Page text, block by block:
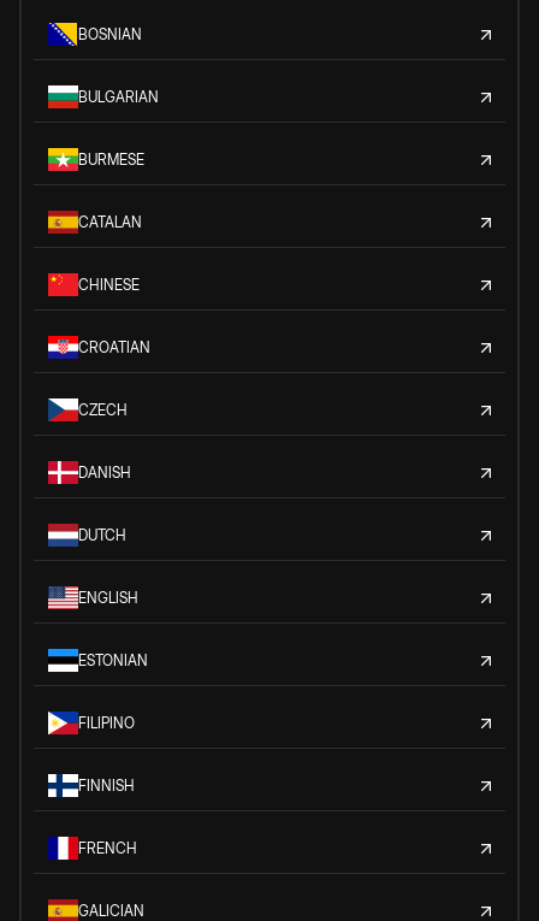
BOSNIAN
BULGARIAN
BURMESE
CATALAN
CHINESE
CROATIAN
CZECH
DANISH
DUTCH
ENGLISH
ESTONIAN
FILIPINO
FINNISH
FRENCH
GALICIAN